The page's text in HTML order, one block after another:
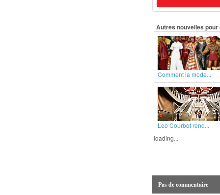
Autres nouvelles
Comment la mode...
Leo Courbot rend...
loading...
Pas de commentaire